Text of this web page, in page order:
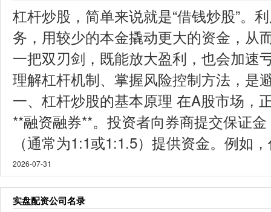
杠杆炒股，简单来说就是“借钱炒股”。
务，用较少的本金撬动更大的资金，从
一把双刃剑，既能放大盈利，也会加速
理解杠杆机制、掌握风险控制方法，是
一、杠杆炒股的基本原理 在A股市场，
**融资融券**。投资者向券商提交保证
（通常为1:1或1:1.5）提供资金。例如
2026-07-31
实盘配资公司名录